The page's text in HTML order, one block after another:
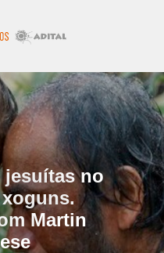
no
Martin